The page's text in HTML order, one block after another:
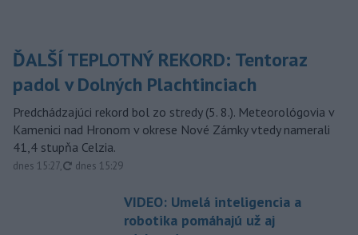
ĎALŠÍ TEPLOTNÝ REKORD: Tentoraz
padol v Dolných Plachtinciach
Predchádzajúci rekord bol zo stredy (5. 8.). Meteorológovia v
Kamenici nad Hronom v okrese Nové Zámky vtedy namerali
41,4 stupňa Celzia.
dnes 15:27, aktualizované
dnes 15:29
VIDEO: Umelá inteligencia a
robotika pomáhajú už aj